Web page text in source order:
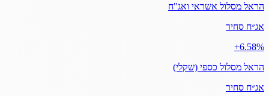
הראל מסלול אשראי ואג"ח
אג״ח סחיר
‎+6.58%
הראל מסלול כספי (שקלי)
אג״ח סחיר